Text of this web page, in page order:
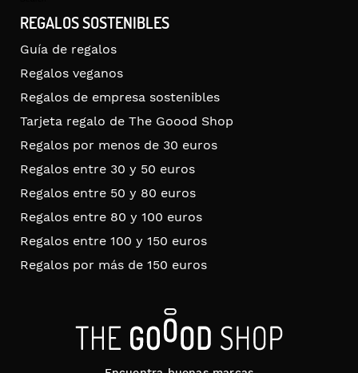
REGALOS SOSTENIBLES
Guía de regalos
Regalos veganos
Regalos de empresa sostenibles
Tarjeta regalo de The Goood Shop
Regalos por menos de 30 euros
Regalos entre 30 y 50 euros
Regalos entre 50 y 80 euros
Regalos entre 80 y 100 euros
Regalos entre 100 y 150 euros
Regalos por más de 150 euros